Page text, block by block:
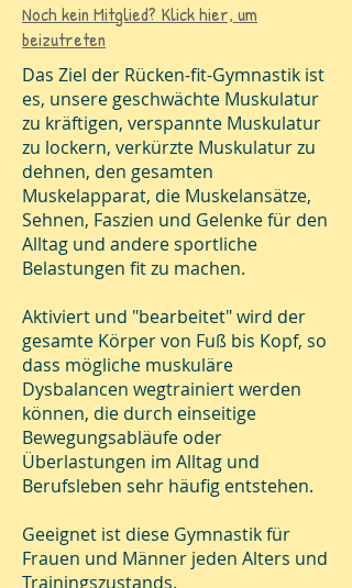
Noch kein Mitglied? Klick hier, um
beizutreten
Das Ziel der Rücken-fit-Gymnastik ist
es, unsere geschwächte Muskulatur
zu kräftigen, verspannte Muskulatur
zu lockern, verkürzte Muskulatur zu
dehnen, den gesamten
Muskelapparat, die Muskelansätze,
Sehnen, Faszien und Gelenke für den
Alltag und andere sportliche
Belastungen fit zu machen.
Aktiviert und "bearbeitet" wird der
gesamte Körper von Fuß bis Kopf, so
dass mögliche muskuläre
Dysbalancen wegtrainiert werden
können, die durch einseitige
Bewegungsabläufe oder
Überlastungen im Alltag und
Berufsleben sehr häufig entstehen.
Geeignet ist diese Gymnastik für
Frauen und Männer jeden Alters und
Trainingszustands.